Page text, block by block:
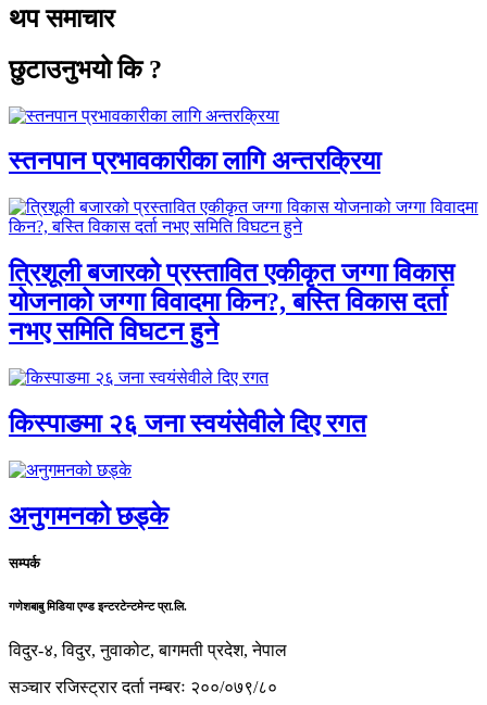
थप समाचार
छुटाउनुभयो कि ?
स्तनपान प्रभावकारीका लागि अन्तरक्रिया
त्रिशूली बजारको प्रस्तावित एकीकृत जग्गा विकास
योजनाको जग्गा विवादमा किन?, बस्ति विकास दर्ता
नभए समिति विघटन हुने
किस्पाङमा २६ जना स्वयंसेवीले दिए रगत
अनुगमनको छड्के
सम्पर्क
गणेशबाबु मिडिया एण्ड इन्टरटेन्टमेन्ट प्रा.लि.
विदुर-४, विदुर, नुवाकोट, बागमती प्रदेश, नेपाल
सञ्चार रजिस्ट्रार दर्ता नम्बरः २००/०७९/८०